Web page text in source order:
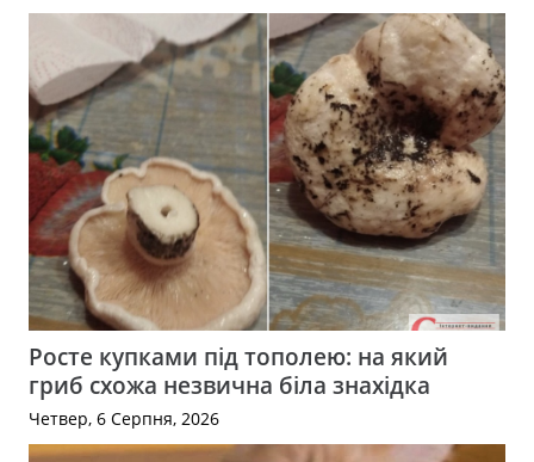
Росте купками під тополею: на який
гриб схожа незвична біла знахідка
Четвер, 6 Серпня, 2026